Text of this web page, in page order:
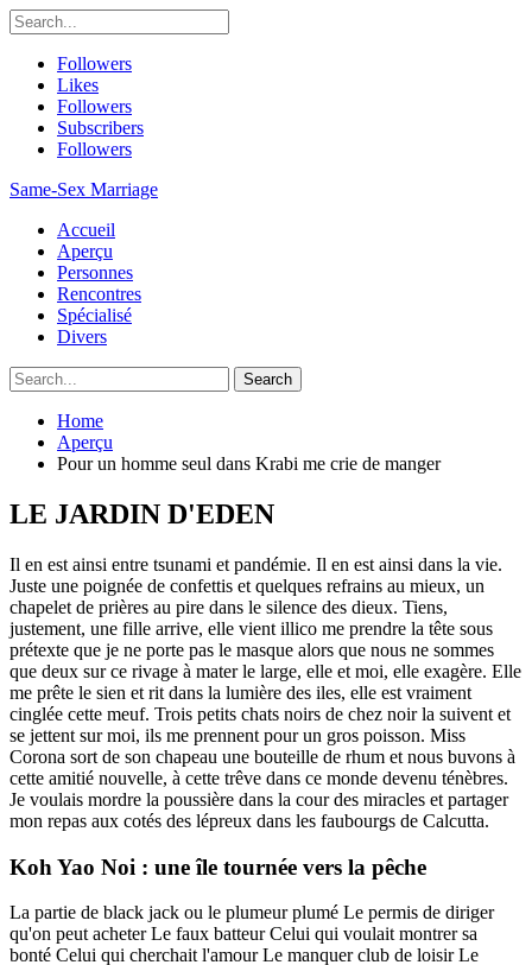
Followers
Likes
Followers
Subscribers
Followers
Same-Sex Marriage
Accueil
Aperçu
Personnes
Rencontres
Spécialisé
Divers
Home
Aperçu
Pour un homme seul dans Krabi me crie de manger
LE JARDIN D'EDEN
Il en est ainsi entre tsunami et pandémie. Il en est ainsi dans la vie.
Juste une poignée de confettis et quelques refrains au mieux, un
chapelet de prières au pire dans le silence des dieux. Tiens,
justement, une fille arrive, elle vient illico me prendre la tête sous
prétexte que je ne porte pas le masque alors que nous ne sommes
que deux sur ce rivage à mater le large, elle et moi, elle exagère. Elle
me prête le sien et rit dans la lumière des iles, elle est vraiment
cinglée cette meuf. Trois petits chats noirs de chez noir la suivent et
se jettent sur moi, ils me prennent pour un gros poisson. Miss
Corona sort de son chapeau une bouteille de rhum et nous buvons à
cette amitié nouvelle, à cette trêve dans ce monde devenu ténèbres.
Je voulais mordre la poussière dans la cour des miracles et partager
mon repas aux cotés des lépreux dans les faubourgs de Calcutta.
Koh Yao Noi : une île tournée vers la pêche
La partie de black jack ou le plumeur plumé Le permis de diriger
qu'on peut acheter Le faux batteur Celui qui voulait montrer sa
bonté Celui qui cherchait l'amour Le manquer club de loisir Le